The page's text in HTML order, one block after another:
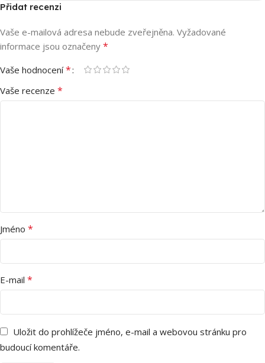
Přidat recenzi
Vaše e-mailová adresa nebude zveřejněna. Vyžadované
informace jsou označeny *
Vaše hodnocení*
Vaše recenze *
Jméno *
E-mail *
Uložit do prohlížeče jméno, e-mail a webovou stránku pro
budoucí komentáře.